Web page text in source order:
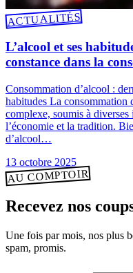
ACTUALITÉS
L’alcool et ses
constance dans la
Consommation d’alcool :
habitudes La consommation
complexe, soumis à
l’économie et la tradition.
d’alcool…
13 octobre 2025
AU COMPTOIR
Recevez nos
Une fois par mois, nos plus
spam, promis.